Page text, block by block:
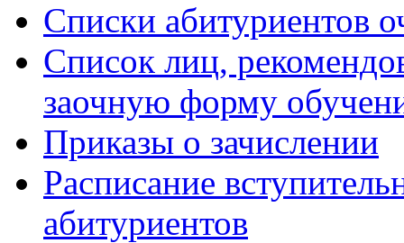
Списки абитуриентов
Список лиц,
заочную форму
Приказы о зачислении
Расписание
абитуриентов